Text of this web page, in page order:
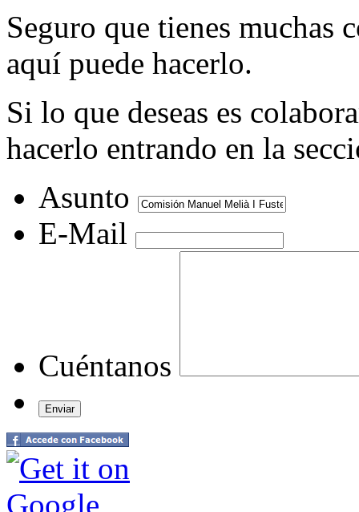
Seguro que tienes muchas
aquí puede hacerlo.
Si lo que deseas es
hacerlo entrando en la
Asunto
E-Mail
Cuéntanos